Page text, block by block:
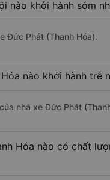
nào khởi hành sớm
Đức Phát (Thanh Hóa).
nào khởi hành trễ
nhà xe Đức Phát
Hóa nào có chất